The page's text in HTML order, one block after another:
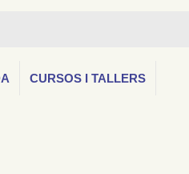
CURSOS I TALLERS